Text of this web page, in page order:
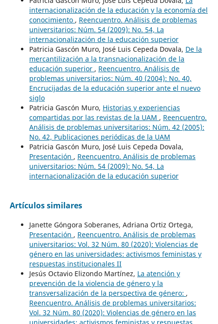
internacionalización de la educación y la economía del
conocimiento , Reencuentro. Análisis de problemas
universitarios: Núm. 54 (2009): No. 54, La
internacionalización de la educación superior
Patricia Gascón Muro, José Luis Cepeda Dovala, De la
mercantilización a la transnacionalización de la
educación superior , Reencuentro. Análisis de
problemas universitarios: Núm. 40 (2004): No. 40,
Encrucijadas de la educación superior ante el nuevo
siglo
Patricia Gascón Muro, Historias y experiencias
compartidas por las revistas de la UAM , Reencuentro.
Análisis de problemas universitarios: Núm. 42 (2005):
No. 42, Publicaciones periódicas de la UAM
Patricia Gascón Muro, José Luis Cepeda Dovala,
Presentación , Reencuentro. Análisis de problemas
universitarios: Núm. 54 (2009): No. 54, La
internacionalización de la educación superior
Artículos similares
Janette Góngora Soberanes, Adriana Ortiz Ortega,
Presentación , Reencuentro. Análisis de problemas
universitarios: Vol. 32 Núm. 80 (2020): Violencias de
género en las universidades: activismos feministas y
respuestas institucionales II
Jesús Octavio Elizondo Martínez, La atención y
prevención de la violencia de género y la
transversalización de la perspectiva de género: ,
Reencuentro. Análisis de problemas universitarios:
Vol. 32 Núm. 80 (2020): Violencias de género en las
universidades: activismos feministas y respuestas